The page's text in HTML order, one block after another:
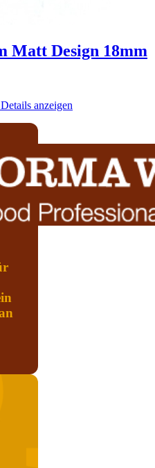
Matt Design 18mm
Details anzeigen